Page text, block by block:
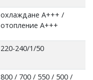
охлаждане А+++ /
отопление А+++
220-240/1/50
800 / 700 / 550 / 500 /